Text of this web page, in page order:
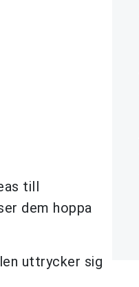
till
dem hoppa
uttrycker sig